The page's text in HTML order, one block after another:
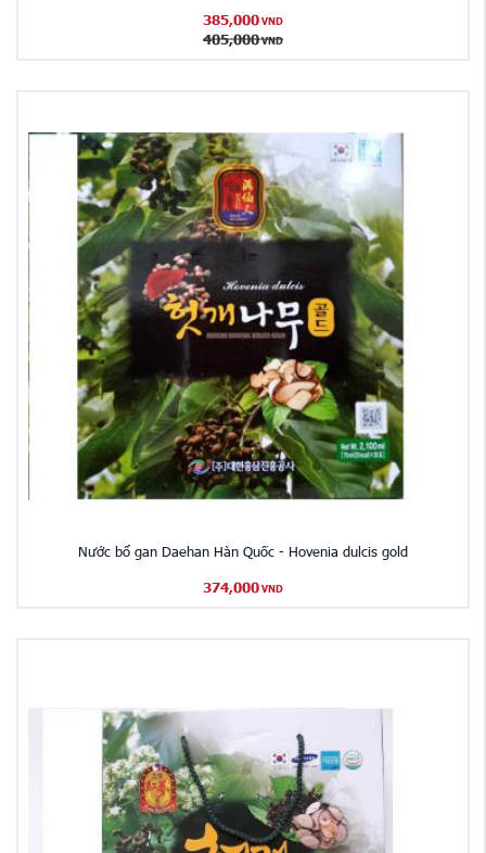
385,000 VND
405,000 VND
Nước bổ gan Daehan Hàn Quốc - Hovenia dulcis gold
374,000 VND